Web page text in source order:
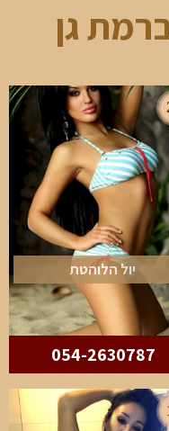
גן
יול הלוהטת
054-2630787